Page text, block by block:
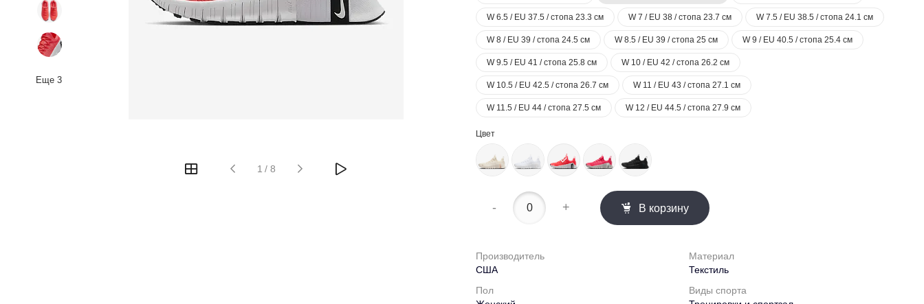
Еще 3
1 / 8
W 6.5 / EU 37.5 / стопа 23.3 см W 7 / EU 38 / стопа 23.7 см W 7.5 / EU 38.5 / стопа 24.1 см
W 8 / EU 39 / стопа 24.5 см W 8.5 / EU 39 / стопа 25 см W 9 / EU 40.5 / стопа 25.4 см
W 9.5 / EU 41 / стопа 25.8 см W 10 / EU 42 / стопа 26.2 см
W 10.5 / EU 42.5 / стопа 26.7 см W 11 / EU 43 / стопа 27.1 см
W 11.5 / EU 44 / стопа 27.5 см W 12 / EU 44.5 / стопа 27.9 см
Цвет
- + В корзину
Производитель
США
Материал
Текстиль
Пол
Виды спорта